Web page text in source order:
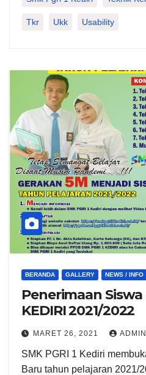
Tkr Ukk Usability
BERANDA GALLERY NEWS / INFO
Penerimaan Siswa
KEDIRI 2021/2022
MARET 26, 2021 ADMIN
SMK PGRI 1 Kediri
Baru tahun pelajaran 2021/